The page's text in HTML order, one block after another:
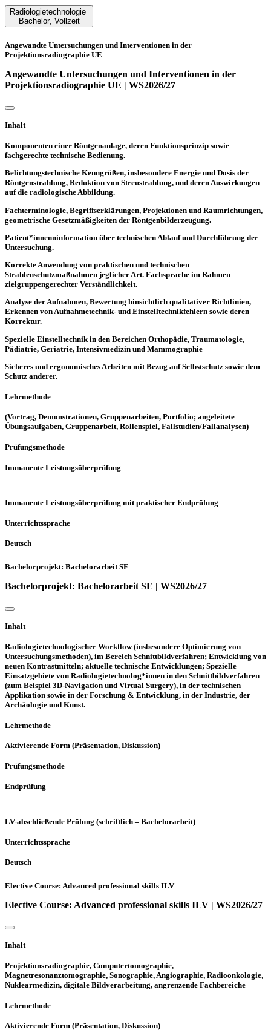
Radiologietechnologie
Bachelor, Vollzeit
Angewandte Untersuchungen und Interventionen in der
Projektionsradiographie UE
Angewandte Untersuchungen und Interventionen in der
Projektionsradiographie UE | WS2026/27
Inhalt
Komponenten einer Röntgenanlage, deren Funktionsprinzip sowie
fachgerechte technische Bedienung.
Belichtungstechnische Kenngrößen, insbesondere Energie und Dosis der
Röntgenstrahlung, Reduktion von Streustrahlung, und deren Auswirkungen
auf die radiologische Abbildung.
Fachterminologie, Begriffserklärungen, Projektionen und Raumrichtungen,
geometrische Gesetzmäßigkeiten der Röntgenbilderzeugung.
Patient*innenninformation über technischen Ablauf und Durchführung der
Untersuchung.
Korrekte Anwendung von praktischen und technischen
Strahlenschutzmaßnahmen jeglicher Art. Fachsprache im Rahmen
zielgruppengerechter Verständlichkeit.
Analyse der Aufnahmen, Bewertung hinsichtlich qualitativer Richtlinien,
Erkennen von Aufnahmetechnik- und Einstelltechnikfehlern sowie deren
Korrektur.
Spezielle Einstelltechnik in den Bereichen Orthopädie, Traumatologie,
Pädiatrie, Geriatrie, Intensivmedizin und Mammographie
Sicheres und ergonomisches Arbeiten mit Bezug auf Selbstschutz sowie dem
Schutz anderer.
Lehrmethode
(Vortrag, Demonstrationen, Gruppenarbeiten, Portfolio; angeleitete
Übungsaufgaben, Gruppenarbeit, Rollenspiel, Fallstudien/Fallanalysen)
Prüfungsmethode
Immanente Leistungsüberprüfung
Immanente Leistungsüberprüfung mit praktischer Endprüfung
Unterrichtssprache
Deutsch
Bachelorprojekt: Bachelorarbeit SE
Bachelorprojekt: Bachelorarbeit SE | WS2026/27
Inhalt
Radiologietechnologischer Workflow (insbesondere Optimierung von
Untersuchungsmethoden), im Bereich Schnittbildverfahren; Entwicklung von
neuen Kontrastmitteln; aktuelle technische Entwicklungen; Spezielle
Einsatzgebiete von Radiologietechnolog*innen in den Schnittbildverfahren
(zum Beispiel 3D-Navigation und Virtual Surgery), in der technischen
Applikation sowie in der Forschung & Entwicklung, in der Industrie, der
Archäologie und Kunst.
Lehrmethode
Aktivierende Form (Präsentation, Diskussion)
Prüfungsmethode
Endprüfung
LV-abschließende Prüfung (schriftlich – Bachelorarbeit)
Unterrichtssprache
Deutsch
Elective Course: Advanced professional skills ILV
Elective Course: Advanced professional skills ILV | WS2026/27
Inhalt
Projektionsradiographie, Computertomographie,
Magnetresonanztomographie, Sonographie, Angiographie, Radioonkologie,
Nuklearmedizin, digitale Bildverarbeitung, angrenzende Fachbereiche
Lehrmethode
Aktivierende Form (Präsentation, Diskussion)